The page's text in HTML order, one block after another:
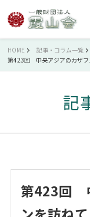
HOME 記事・コラム一覧
第423回 中央アジアのカザ
記
第423回